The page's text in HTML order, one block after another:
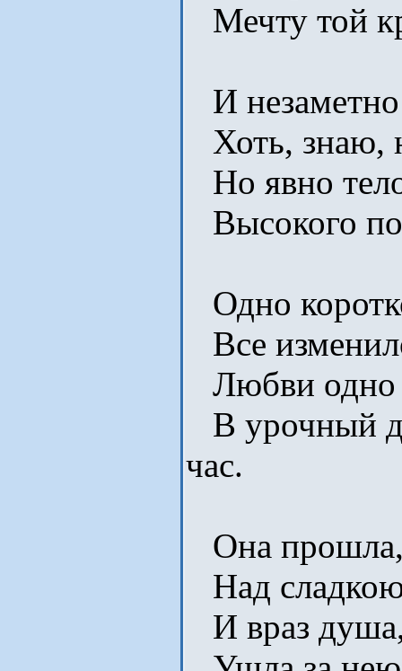
Мечту той
И
Хоть, знаю,
Но явно
Высокого
Одно
Все
Любви одно
В урочный
час.
Она прошла,
Над
И враз